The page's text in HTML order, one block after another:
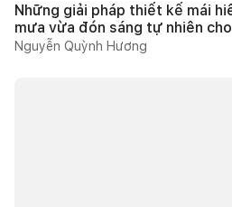
Những giải pháp thiết kế mái
mưa vừa đón sáng tự nhiên
Nguyễn Quỳnh Hương